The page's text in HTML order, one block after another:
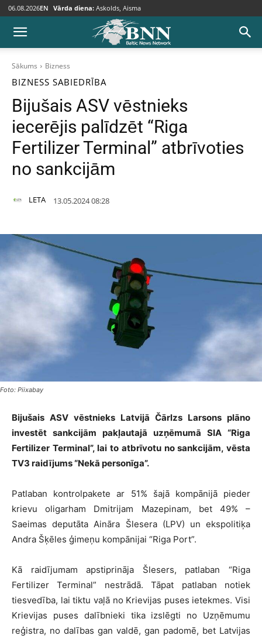
06.08.2026EN Vārda diena: Askolds, Aisma
Sākums Bizness
BIZNESS SABIEDRĪBA
Bijušais ASV vēstnieks
iecerējis palīdzēt “Riga
Fertilizer Terminal” atbrīvoties
no sankcijām
LETA 13.05.2024 08:28
Foto: Piixabay
Bijušais ASV vēstnieks Latvijā Čārlzs Larsons plāno
investēt sankcijām pakļautajā uzņēmumā SIA “Riga
Fertilizer Terminal”, lai to atbrīvotu no sankcijām, vēsta
TV3 raidījums “Nekā personīga”.
Patlaban kontrolpakete ar 51% šajā kompānijā pieder
krievu oligarham Dmitrijam Mazepinam, bet 49% –
Saeimas deputāta Aināra Šlesera (LPV) un ekspolitiķa
Andra Šķēles ģimeņu kompānijai “Riga Port”.
Kā raidījumam apstiprināja Šlesers, patlaban “Riga
Fertilizer Terminal” nestrādā. Tāpat patlaban notiek
tiesvedība, lai tiktu vaļā no Krievijas puses ietekmes. Visi
Krievijas puses dalībnieki tika izslēgti no Uzņēmumu
reģistra, no dalības gan valdē, gan padomē, bet Latvijas